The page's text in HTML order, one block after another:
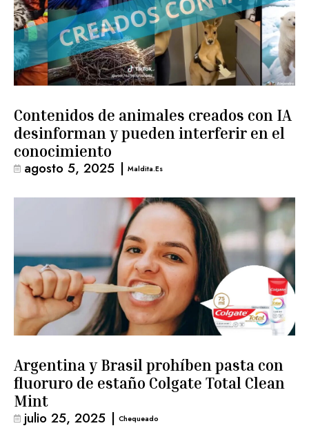
Contenidos de animales creados con IA
desinforman y pueden interferir en el
conocimiento
agosto 5, 2025 | Maldita.es
Argentina y Brasil prohíben pasta con
fluoruro de estaño Colgate Total Clean
Mint
julio 25, 2025 | Chequeado